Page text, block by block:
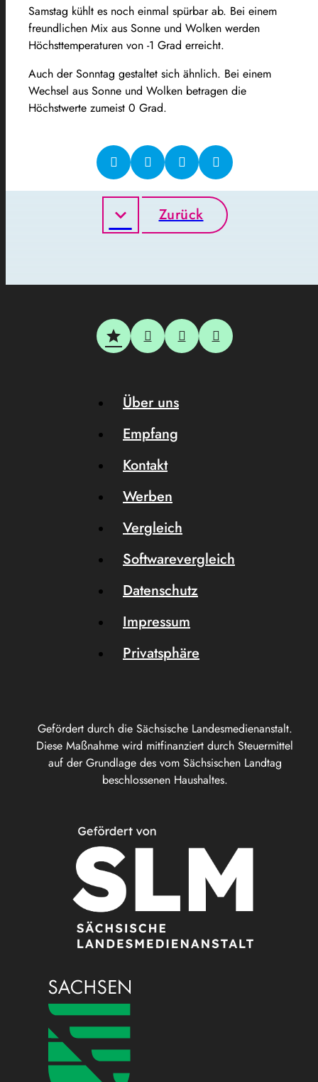
Samstag kühlt es noch einmal spürbar ab. Bei einem
freundlichen Mix aus Sonne und Wolken werden
Höchsttemperaturen von -1 Grad erreicht.
Auch der Sonntag gestaltet sich ähnlich. Bei einem
Wechsel aus Sonne und Wolken betragen die
Höchstwerte zumeist 0 Grad.
Zurück
Gefördert durch die Sächsische Landesmedienanstalt.
Diese Maßnahme wird mitfinanziert durch Steuermittel
auf der Grundlage des vom Sächsischen Landtag
beschlossenen Haushaltes.
Über uns
Empfang
Kontakt
Werben
Vergleich
Softwarevergleich
Datenschutz
Impressum
Privatsphäre